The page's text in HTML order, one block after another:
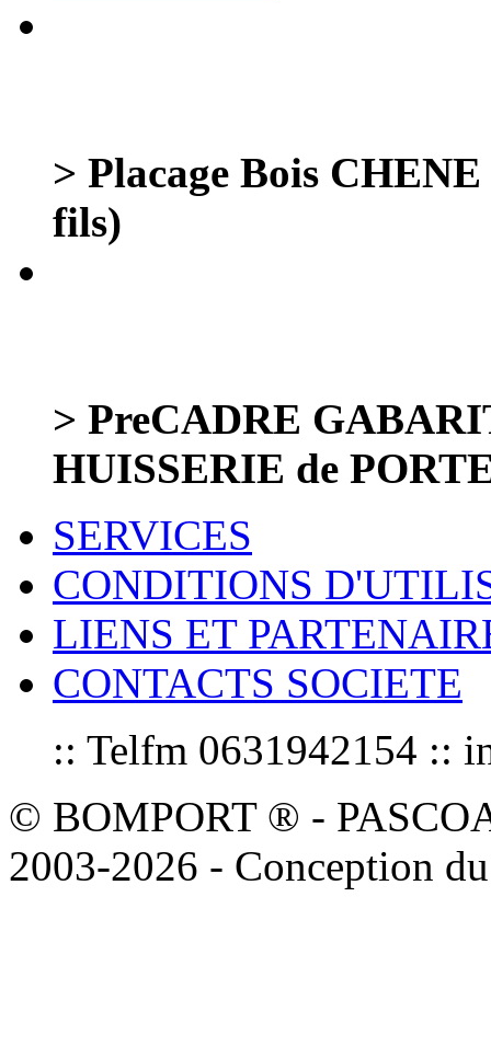
> Placage Bois
fils)
> PreCADRE
HUISSERIE de
SERVICES
CONDITIONS
LIENS ET
CONTACTS SOCIETE
:: Telfm 0631942154 ::
© BOMPORT ® -
2003-2026 - Conception